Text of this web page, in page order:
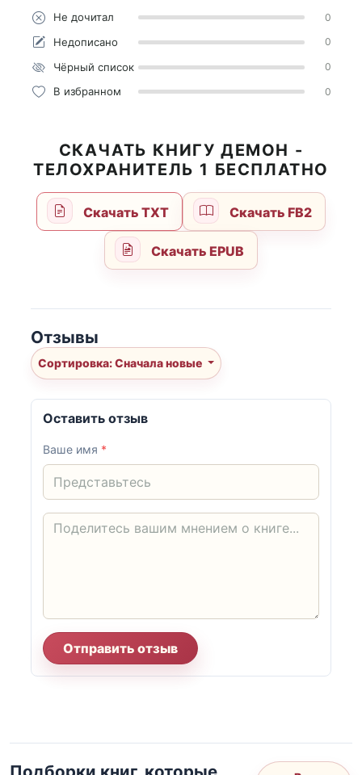
Не дочитал 0
Недописано 0
Чёрный список 0
В избранном 0
СКАЧАТЬ КНИГУ ДЕМОН -
ТЕЛОХРАНИТЕЛЬ 1 БЕСПЛАТНО
Скачать TXT Скачать FB2
Скачать EPUB
Отзывы
Сортировка: Сначала новые
Оставить отзыв
Ваше имя *
Отправить отзыв